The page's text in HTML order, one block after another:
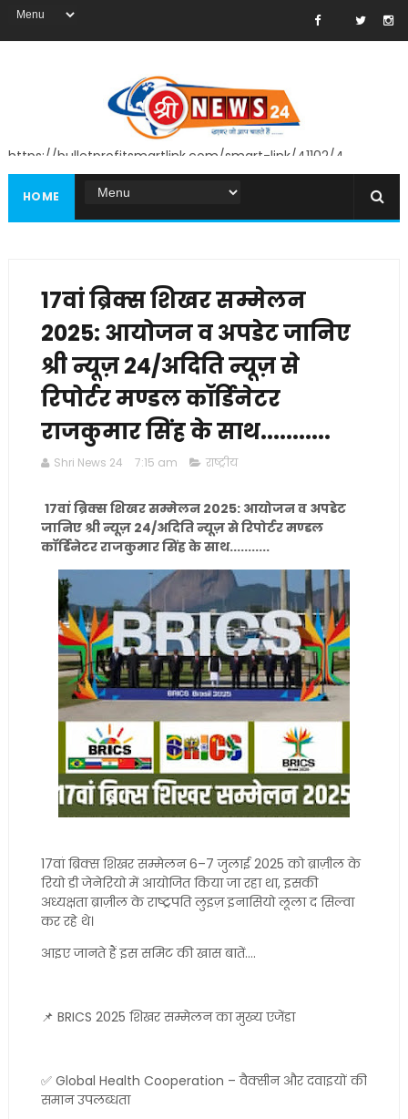
https://bulletprofitsmartlink.com/smart-link/41102/4
HOME
17वां ब्रिक्स शिखर सम्मेलन
2025: आयोजन व अपडेट जानिए
श्री न्यूज़ 24/अदिति न्यूज़ से
रिपोर्टर मण्डल कॉर्डिनेटर
राजकुमार सिंह के साथ...........
Shri News 24 7:15 am राष्ट्रीय
17वां ब्रिक्स शिखर सम्मेलन 2025: आयोजन व अपडेट
जानिए श्री न्यूज़ 24/अदिति न्यूज़ से रिपोर्टर मण्डल
कॉर्डिनेटर राजकुमार सिंह के साथ...........
17वां ब्रिक्स शिखर सम्मेलन 6–7 जुलाई 2025 को ब्राज़ील के
रियो डी जेनेरियो में आयोजित किया जा रहा था, इसकी
अध्यक्षता ब्राज़ील के राष्ट्रपति लुइज़ इनासियो लूला द सिल्वा
कर रहे थे।
आइए जानते हैं इस समिट की खास बातें....
📌 BRICS 2025 शिखर सम्मेलन का मुख्य एजेंडा
✅ Global Health Cooperation – वैक्सीन और दवाइयों की
समान उपलब्धता